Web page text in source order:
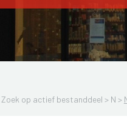
Zoek op actief bestanddeel > N >